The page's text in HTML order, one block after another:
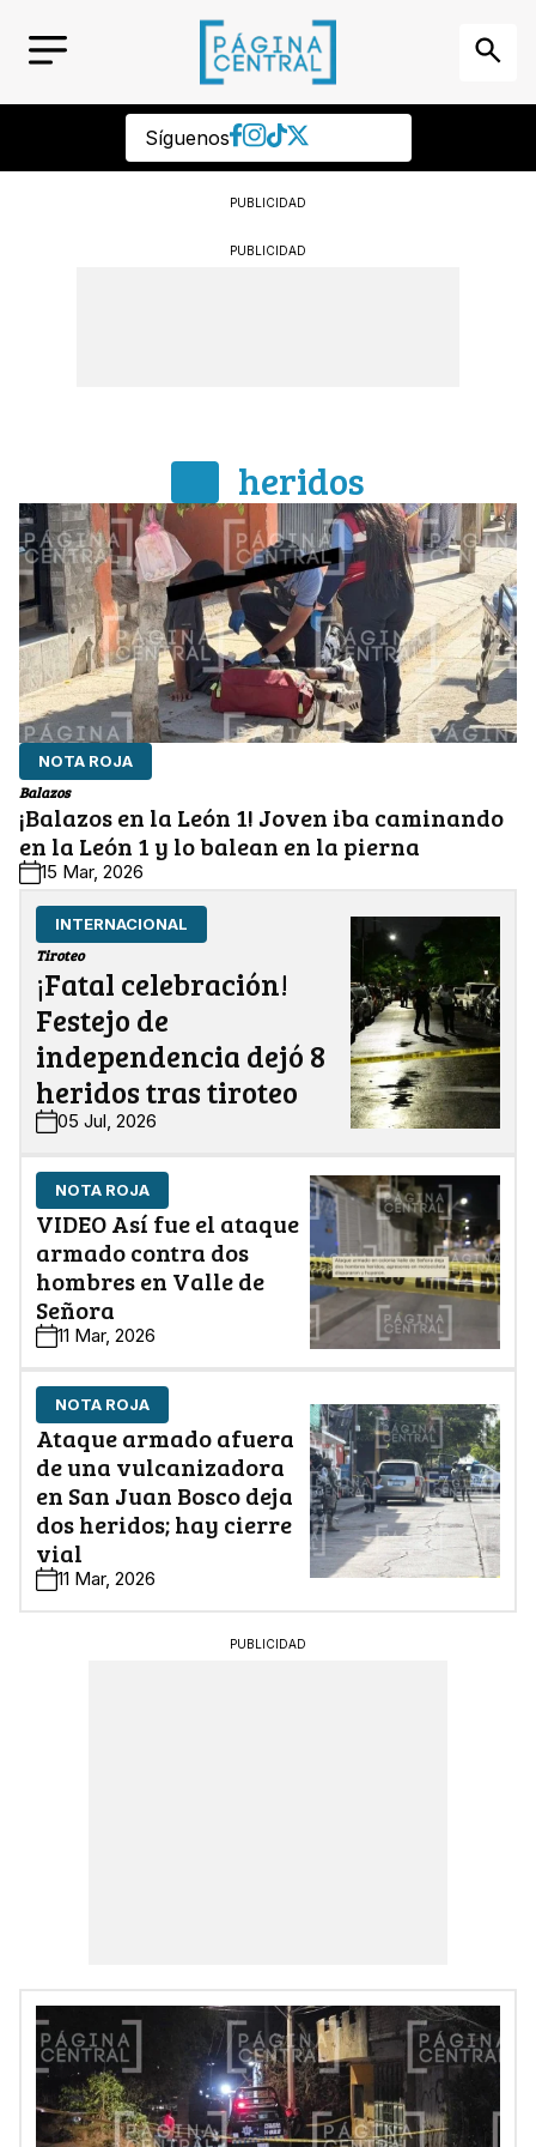
Síguenos
PUBLICIDAD
PUBLICIDAD
heridos
NOTA ROJA
Balazos
¡Balazos en la León 1! Joven iba caminando
en la León 1 y lo balean en la pierna
15 Mar, 2026
INTERNACIONAL
Tiroteo
¡Fatal celebración!
Festejo de
independencia dejó 8
heridos tras tiroteo
05 Jul, 2026
NOTA ROJA
VIDEO Así fue el ataque
armado contra dos
hombres en Valle de
Señora
11 Mar, 2026
NOTA ROJA
Ataque armado afuera
de una vulcanizadora
en San Juan Bosco deja
dos heridos; hay cierre
vial
11 Mar, 2026
PUBLICIDAD